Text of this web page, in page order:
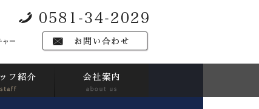
ャー